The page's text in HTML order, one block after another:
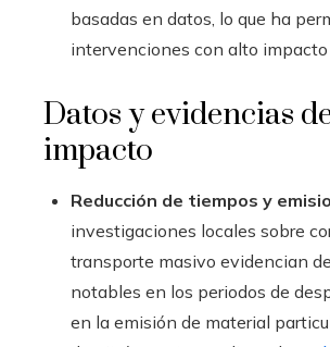
basadas en datos, lo que ha
intervenciones con alto impacto
Datos y evidencias
impacto
Reducción de tiempos y
investigaciones locales sobre
transporte masivo evidencian
notables en los periodos de
en la emisión de material